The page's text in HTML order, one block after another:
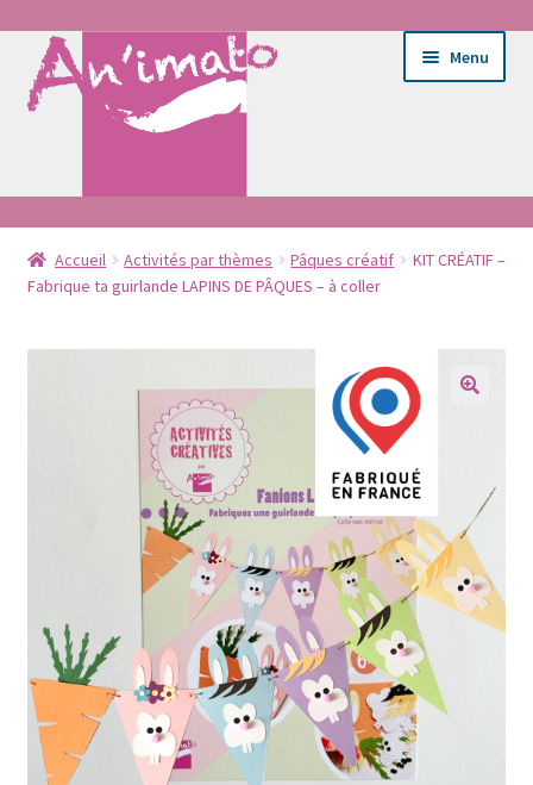
Aller
à
la
Aller
au
contenu
Menu
Ateliers
Ouvrir
le
E-shop
enfant
Accueil Activités par thèmes Pâques créatif
KIT CRÉATIF –
Fabrique ta guirlande LAPINS DE PÂQUES – à coller